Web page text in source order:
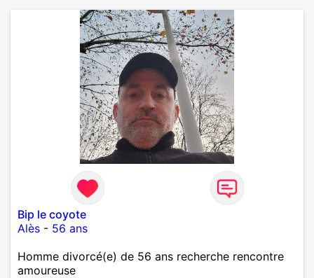
une belle amitié et qu'il n'est jamais trop tard pour
écrire une nouvelle histoire. Si vous aimez les
échanges sincères, les valeurs de respect et de
simplicité, nous pourrions faire connaissance autour
d'un café suivi d'une balade, sans précipitation et
laisser le temps faire le reste. Au plaisir de vous lire.
Bip le coyote
Alès - 56 ans
Homme divorcé(e) de 56 ans recherche rencontre
amoureuse